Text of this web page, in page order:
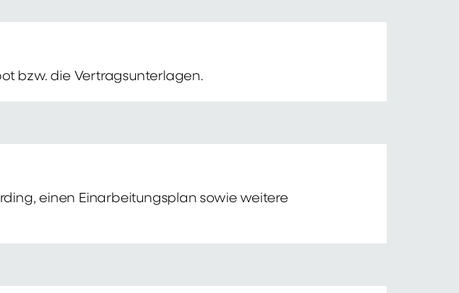
bzw. die Vertragsunterlagen.
einen Einarbeitungsplan sowie weitere